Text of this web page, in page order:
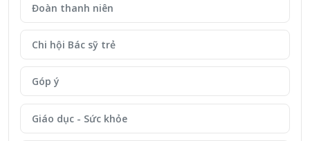
Đoàn thanh niên
Chi hội Bác sỹ trẻ
Góp ý
Giáo dục - Sức khỏe